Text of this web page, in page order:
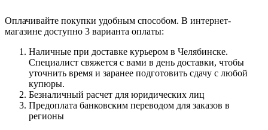
Оплачивайте покупки удобным способом. В интернет-
магазине доступно 3 варианта оплаты:
Наличные при доставке курьером в Челябинске.
Специалист свяжется с вами в день доставки, чтобы
уточнить время и заранее подготовить сдачу с любой
купюры.
Безналичный расчет для юридических лиц
Предоплата банковским переводом для заказов в
регионы